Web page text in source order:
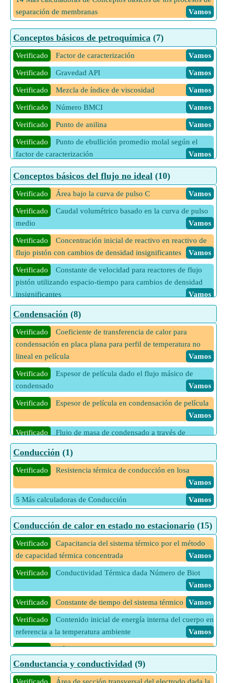
Verificado
Concentración inicial de enzima dada la
constante de velocidad de disociación
Vamos
Verificado
Concentración inicial de enzima dada Tasa
constante y tasa máxima
Vamos
Verificado
Concentración inicial de enzimas en el
mecanismo de reacción enzimática
Vamos
fuerza iónica
Vamos
1 Más calculadoras de Concentración de electrolito Vamos
separación de membranas
Vamos
Conceptos básicos de petroquímica (7)
Verificado Factor de caracterización Vamos
Verificado Gravedad API Vamos
Verificado Mezcla de índice de viscosidad Vamos
Verificado Número BMCI Vamos
Verificado Punto de anilina Vamos
Verificado
Punto de ebullición promedio molal según el
factor de caracterización
Vamos
Verificado Viscosidad del método Saybolt
2 Más calculadoras de Conceptos básicos de petroquímica
Vamos
Conceptos básicos del flujo no ideal (10)
Verificado Área bajo la curva de pulso C Vamos
Verificado
Caudal volumétrico basado en la curva de pulso
medio
Vamos
Verificado
Concentración inicial de reactivo en reactivo de
flujo pistón con cambios de densidad insignificantes
Vamos
Verificado
Constante de velocidad para reactores de flujo
pistón utilizando espacio-tiempo para cambios de densidad
insignificantes
Vamos
Verificado Curva F
Verificado
Distribución de la edad de salida según el tiempo
medio de residencia
Verificado
Espacio-tiempo para reactores de flujo pistón con
cambios de densidad insignificantes
Vamos
Verificado Vamos
Verificado
Salir de la curva de distribución de edad desde la
Vamos
Verificado
Volumen del reactor basado en la distribución de
Condensación (8)
Verificado
Coeficiente de transferencia de calor para
condensación en placa plana para perfil de temperatura no
lineal en película
Vamos
Verificado
Espesor de película dado el flujo másico de
condensado
Vamos
Verificado
Espesor de película en condensación de película
Vamos
Verificado
Flujo de masa de condensado a través de
cualquier posición X de la película
Vamos
Verificado
Perímetro húmedo dado el número de película de
Reynolds
Vamos
particular de la película de condensado dado el número de
película de Reynolds
Vamos
Verificado
Viscosidad de la película dado el flujo másico de
condensado
Vamos
Verificado
Viscosidad de la película dado el número de
película de Reynolds
Vamos
14 Más calculadoras de Condensación Vamos
Conducción (1)
Verificado
Resistencia térmica de conducción en losa
Vamos
5 Más calculadoras de Conducción Vamos
Conducción de calor en estado no estacionario (15)
Verificado
Capacitancia del sistema térmico por el método
de capacidad térmica concentrada
Vamos
Verificado
Conductividad Térmica dada Número de Biot
Vamos
Verificado Constante de tiempo del sistema térmico Vamos
Verificado
Contenido inicial de energía interna del cuerpo en
referencia a la temperatura ambiente
Vamos
Verificado
Número de Biot dado Coeficiente de
Transferencia de Calor y Constante de Tiempo
Verificado Número de Biot dado Dimensión característica y
Conductancia y conductividad (9)